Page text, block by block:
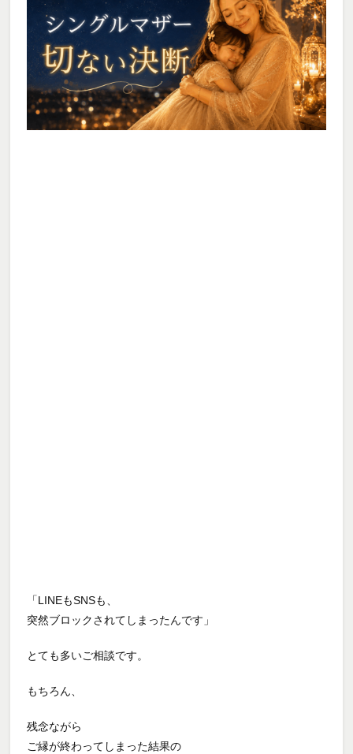
「LINEもSNSも、
突然ブロックされてしまったんです」
とても多いご相談です。
もちろん、
残念ながら
ご縁が終わってしまった結果の